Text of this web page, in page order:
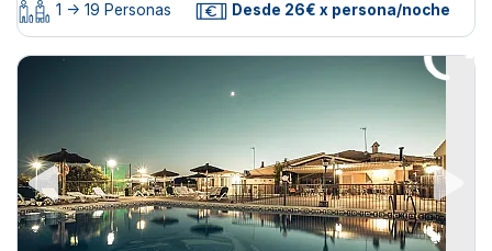
1 -> 19 Personas Desde 26€ x persona/noche